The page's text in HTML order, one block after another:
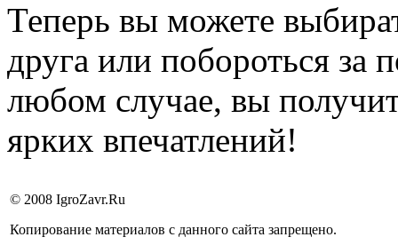
Теперь вы можете
друга или побороться за
любом случае, вы
ярких впечатлений!
© 2008 IgroZavr.Ru
Копирование материалов с данного сайта запрещено.